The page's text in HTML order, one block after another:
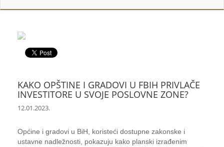
KAKO OPŠTINE I GRADOVI U FBIH PRIVLAČE
INVESTITORE U SVOJE POSLOVNE ZONE?
12.01.2023.
Općine i gradovi u BiH, koristeći dostupne zakonske i
ustavne nadležnosti, pokazuju kako planski izrađenim